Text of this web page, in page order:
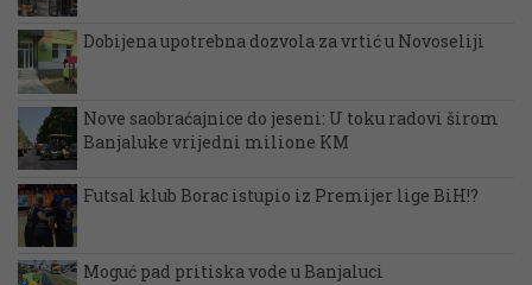
Dobijena upotrebna dozvola za vrtić u Novoseliji
Nove saobraćajnice do jeseni: U toku radovi širom
Banjaluke vrijedni milione KM
Futsal klub Borac istupio iz Premijer lige BiH!?
Moguć pad pritiska vode u Banjaluci